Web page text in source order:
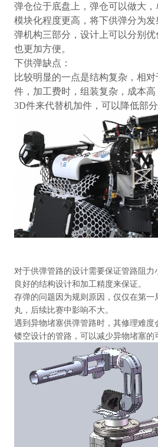
弹仓位于底盘上，弹仓可以做大，
模块化程度更高，将下供弹分为
弹机构三部分，设计上可以分别
也更加方便。
下供弹缺点：
比较明显的一点是结构复杂，相
件，加工费时，组装复杂，成本
3D件来代替机加件，可以降低部分
对于供弹管路的设计需要保证管路阻
良好的结构设计和加工精度来保证。
存弹的问题因为规则原因，仅仅在第一
丸，后续比赛中影响不大。
遇到异物堵塞供弹管路时，其修理难度
镂空设计的管路，可以减少异物堵塞的